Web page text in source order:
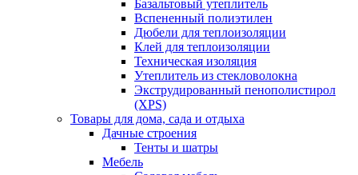
Базальтовый утеплитель
Вспененный полиэтилен
Дюбели для теплоизоляции
Клей для теплоизоляции
Техническая изоляция
Утеплитель из стекловолокна
Экструдированный пенополистирол
(XPS)
Товары для дома, сада и отдыха
Дачные строения
Тенты и шатры
Мебель